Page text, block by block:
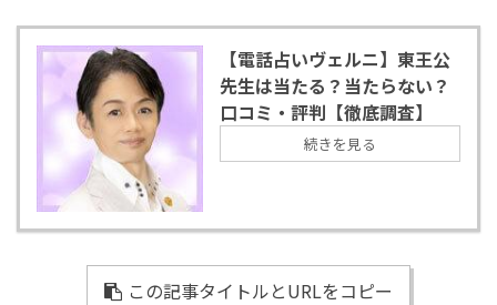
【電話占いヴェルニ】東王公
先生は当たる？当たらない？
口コミ・評判【徹底調査】
続きを見る
この記事タイトルとURLをコピー